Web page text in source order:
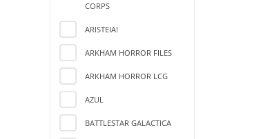
CORPS
ARISTEIA!
ARKHAM HORROR FILES
ARKHAM HORROR LCG
AZUL
BATTLESTAR GALACTICA